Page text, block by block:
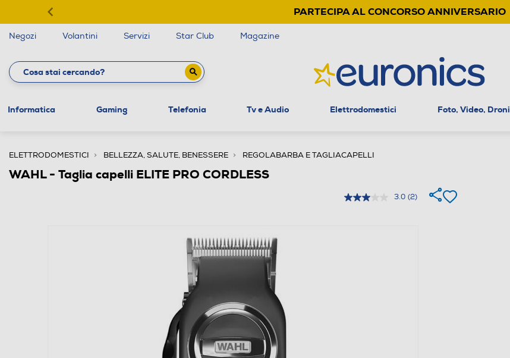
PARTECIPA AL CONCORSO ANNIVERSARIO
Negozi Volantini Servizi Star Club Magazine
Informatica Gaming Telefonia Tv e Audio Elettrodomestici Foto, Video, Droni
ELETTRODOMESTICI BELLEZZA, SALUTE, BENESSERE REGOLABARBA E TAGLIACAPELLI
WAHL - Taglia capelli ELITE PRO CORDLESS
3.0 (2)